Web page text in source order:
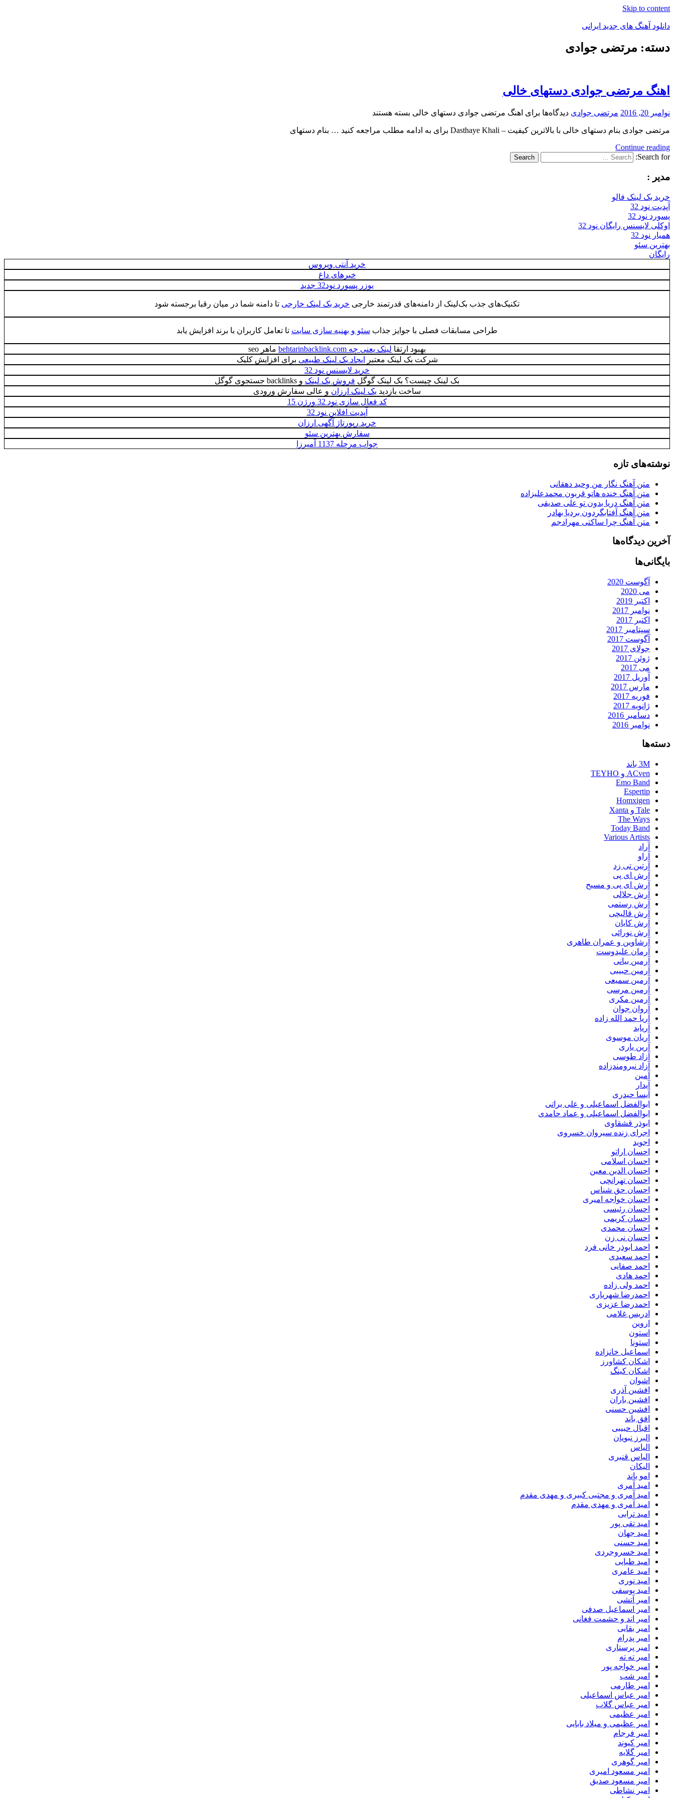
Skip to content
دانلود آهنگ های جدید ایرانی
دانلود
دسته: مرتضی جوادی
اهنگ مرتضی جوادی دستهای خالی
نوامبر 20, 2016 مرتضی جوادی دیدگاه‌ها برای اهنگ مرتضی جوادی دستهای خالی بسته هستند
مرتضی جوادی بنام دستهای خالی با بالاترین کیفیت – Dasthaye Khali برای به ادامه مطلب مراجعه کنید … بنام دستهای
Continue reading
Search for:
Search
مدیر :
خرید بک لینک فالو
آپدیت نود 32
پسورد نود 32
اوکلی لایسنس رایگان نود 32
همیار نود 32
بهترین سئو
رایگان
خرید آنتی ویروس
خبرهای داغ
یوزر پسورد نود32 جدید
تکنیک‌های جذب بک‌لینک از دامنه‌های قدرتمند خارجی خرید بک لینک خارجی تا دامنه شما در میان رقبا برجسته شود
طراحی مسابقات فصلی با جوایز جذاب سئو و بهنیه سازی سایت تا تعامل کاربران با برند افزایش یابد
بهبود ارتقا لینک یعنی چه behtarinbacklink.com
ماهر seo
شرکت بک لینک معتبر
ایجاد بک لینک طبیعی برای افزایش کلیک
خرید لایسنس نود 32
بک لینک چیست؟ بک لینک گوگل فروش بک لینک و backlinks جستجوی گوگل
ساخت بازدید بک لینک ارزان و عالی سفارش ورودی
کد فعال سازی نود 32 ورژن 15
آپدیت افلاین نود 32
خرید رپورتاژ آگهی ارزان
سفارش بهترین سئو
جواب مرحله 1137 آمیرزا
نوشته‌های تازه
متن آهنگ نگار من وحید دهقانی
متن آهنگ خنده هاتو قربون محمدعلیزاده
متن آهنگ دریا بدون تو علی صدیقی
متن آهنگ آفتابگردون بردیا بهادر
متن آهنگ چرا ساکتی مهرادجم
آخرین دیدگاه‌ها
بایگانی‌ها
آگوست 2020
می 2020
اکتبر 2019
نوامبر 2017
اکتبر 2017
سپتامبر 2017
آگوست 2017
جولای 2017
ژوئن 2017
می 2017
آوریل 2017
مارس 2017
فوریه 2017
ژانویه 2017
دسامبر 2016
نوامبر 2016
دسته‌ها
3M باند
ACven و TEYHO
Emo Band
Espertip
Homxigen
Tale و Xanta
The Ways
Today Band
Various Artists
آراد
آراو
آرتین تی زد
آرش ای پی
آرش ای پی و مسیح
آرش جلالی
آرش رستمی
آرش قالیچی
آرش کایان
آرش نورائی
آرشاوین و عمران طاهری
آرمان علیدوست
آرمین بیانی
آرمین حبیبی
آرمین سمیعی
آرمین مرسی
آرمین مکری
آروان جوان
آریا حمد الله زاده
آریابد
آریان موسوی
آرین یاری
آزاد طوسی
آزاد نیرومندزاده
آمین
آیدار
آیسا حیدری
ابوالفضل اسماعیلی و علی براتی
ابوالفضل اسماعیلی و عماد حامدی
ابوذر قشقاوی
اجرای زنده سیروان خسروی
اجوید
احسان اراتو
احسان اسلامی
احسان الدین معین
احسان تهرانچی
احسان حق شناس
احسان خواجه امیری
احسان رئیسی
احسان کریمی
احسان محمدی
احسان نی زن
احمد ابوذر خانی فرد
احمد سعیدی
احمد صفایی
احمد هادی
احمد ولی زاده
احمدرضا شهریاری
احمدرضا عزیزی
ادریس غلامی
اروین
استون
استونا
اسماعیل خانزاده
اشکان کشاورز
اشکان کینگ
اشوان
افشین آذری
افشین باران
افشین حسنی
افق باند
اقبال حبیبی
البرز نبویان
الیاس
الیاس قنبرى
الیکان
امو باند
امید آمری
امید آمری و مجتبی کبیری و مهدى مقدم
امید آمری و مهدی مقدم
امید ترابی
امید تقی پور
امید جهان
امید حسنی
امید خسروجردی
امید طبایی
امید عامری
امید نوری
امید یوسفی
امیر آتشی
امیر اسماعیل صدفی
امیر اند و حشمت فغانی
امیر بقایی
امیر پدرام
امیر پرستاری
امیر ته ته
امیر خواجه پور
امیر شب
امیر طارمی
امیر عباس اسماعیلی
امیر عباس گلاب
امیر عظیمی
امیر عظیمی و میلاد بابایی
امیر فرجام
امیر کیوند
امیر گلایه
امیر گوهری
امیر مسعود امیری
امیر مسعود صدیق
امیر نشاطی